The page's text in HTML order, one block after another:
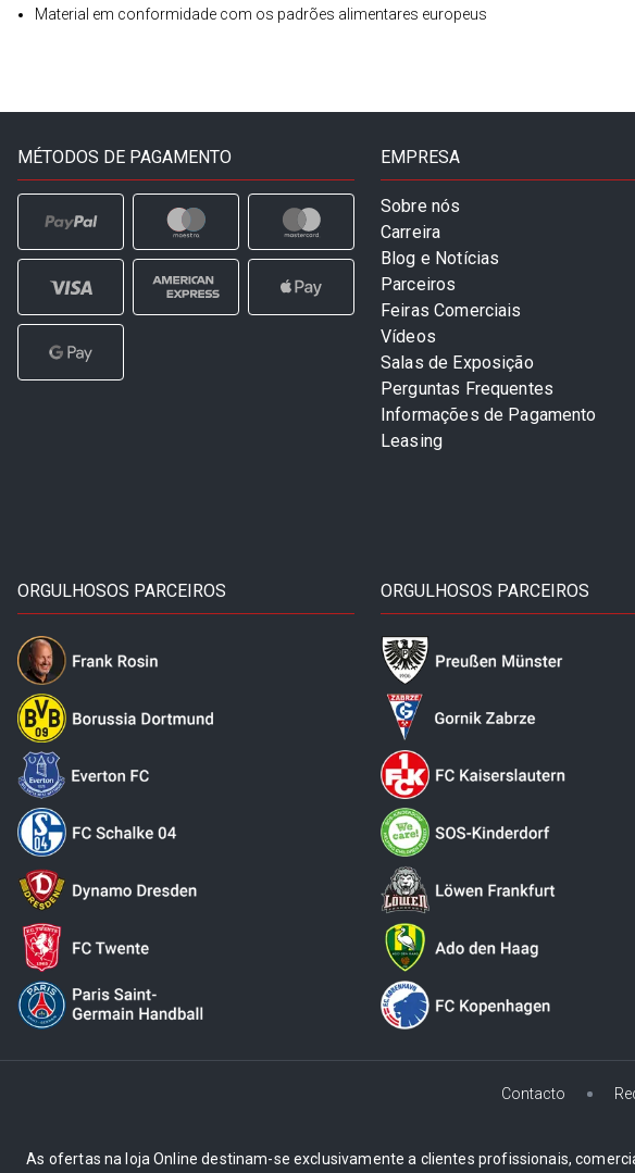
Material em conformidade com os padrões alimentares europeus
MÉTODOS DE PAGAMENTO EMPRESA
Sobre nós
Carreira
Blog e Notícias
Parceiros
Feiras Comerciais
Vídeos
Salas de Exposição
Perguntas Frequentes
Informações de Pagamento
Leasing
ORGULHOSOS PARCEIROS ORGULHOSOS PARCEIROS
Contacto
As ofertas na loja Online destinam-se exclusivamente a clientes profissionais,